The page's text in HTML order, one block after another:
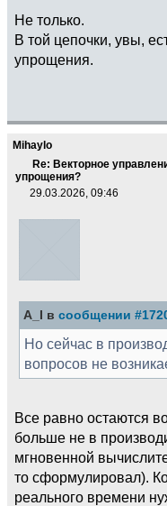
Не только.
В той цепочки, увы,
упрощения.
Mihaylo
Re: Векторное
упрощения?
29.03.2026, 09:46
A_I в сообщении
Но сейчас в
вопросов не
Все равно остаются
больше не в
мгновенной
то сформулировал).
реального времени